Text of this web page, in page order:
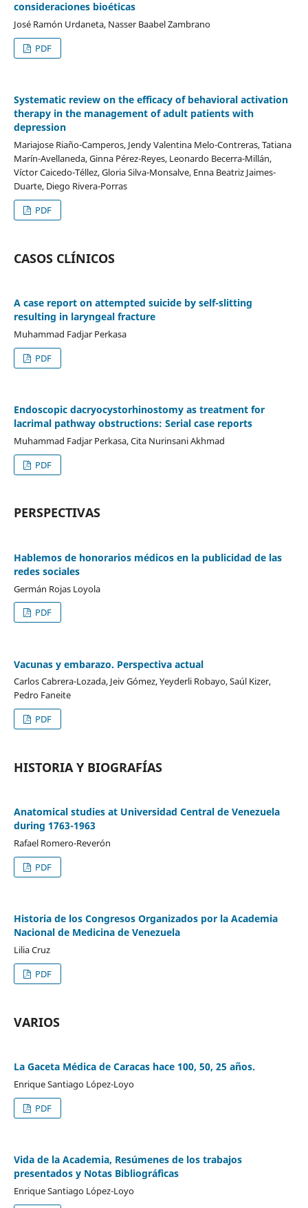
consideraciones bioéticas
José Ramón Urdaneta, Nasser Baabel Zambrano
PDF
Systematic review on the efficacy of behavioral activation
therapy in the management of adult patients with
depression
Mariajose Riaño-Camperos, Jendy Valentina Melo-Contreras, Tatiana
Marín-Avellaneda, Ginna Pérez-Reyes, Leonardo Becerra-Millán,
Víctor Caicedo-Téllez, Gloria Silva-Monsalve, Enna Beatriz Jaimes-
Duarte, Diego Rivera-Porras
PDF
CASOS CLÍNICOS
A case report on attempted suicide by self-slitting
resulting in laryngeal fracture
Muhammad Fadjar Perkasa
PDF
Endoscopic dacryocystorhinostomy as treatment for
lacrimal pathway obstructions: Serial case reports
Muhammad Fadjar Perkasa, Cita Nurinsani Akhmad
PDF
PERSPECTIVAS
Hablemos de honorarios médicos en la publicidad de las
redes sociales
Germán Rojas Loyola
PDF
Vacunas y embarazo. Perspectiva actual
Carlos Cabrera-Lozada, Jeiv Gómez, Yeyderli Robayo, Saúl Kizer,
Pedro Faneite
PDF
HISTORIA Y BIOGRAFÍAS
Anatomical studies at Universidad Central de Venezuela
during 1763-1963
Rafael Romero-Reverón
PDF
Historia de los Congresos Organizados por la Academia
Nacional de Medicina de Venezuela
Lilia Cruz
PDF
VARIOS
La Gaceta Médica de Caracas hace 100, 50, 25 años.
Enrique Santiago López-Loyo
PDF
Vida de la Academia, Resúmenes de los trabajos
presentados y Notas Bibliográficas
Enrique Santiago López-Loyo